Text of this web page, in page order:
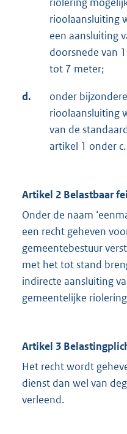
rioolaansluiting
een aansluiting
doorsnede van
tot 7 meter;
d.
onder
rioolaansluiting
van de
artikel 1 onder c.
Artikel 2 Belastbaar
Onder de naam
een recht geheven
gemeentebestuur
met het tot stand
indirecte aansluiting
gemeentelijke
Artikel 3
Het recht wordt
dienst dan wel van
verleend.